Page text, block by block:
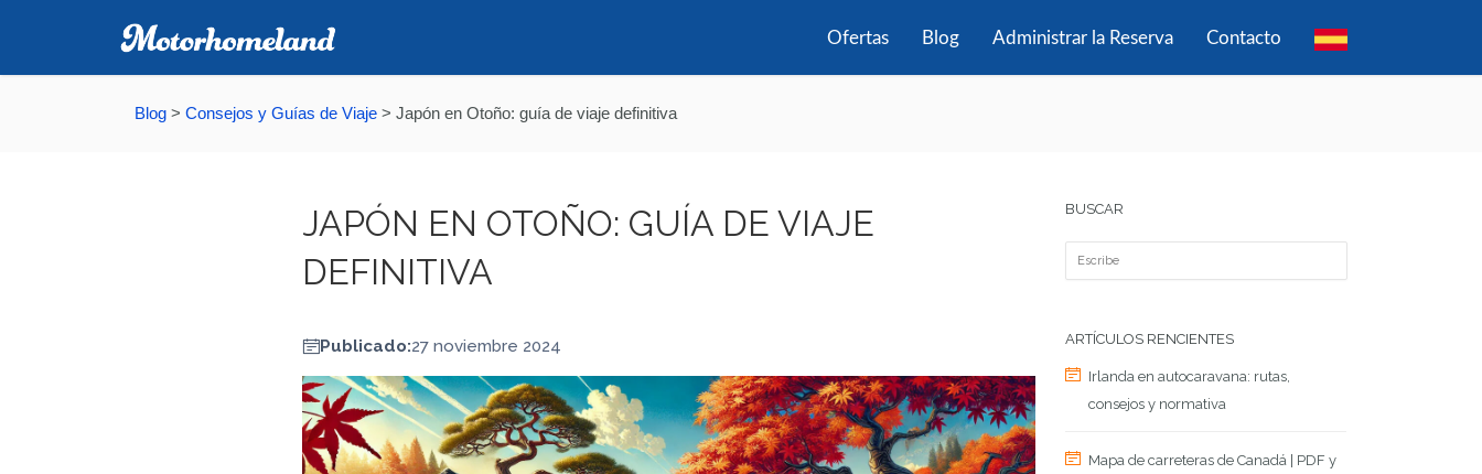
Ofertas Blog Administrar la Reserva Contacto
Blog > Consejos y Guías de Viaje > Japón en Otoño: guía de viaje definitiva
JAPÓN EN OTOÑO: GUÍA DE VIAJE
DEFINITIVA
Publicado:27 noviembre 2024
BUSCAR
ARTÍCULOS RENCIENTES
Irlanda en autocaravana: rutas,
consejos y normativa
Mapa de carreteras de Canadá | PDF y